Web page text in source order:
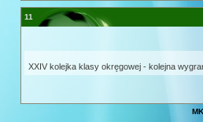
11
XXIV kolejka klasy okręgowej - kolejna